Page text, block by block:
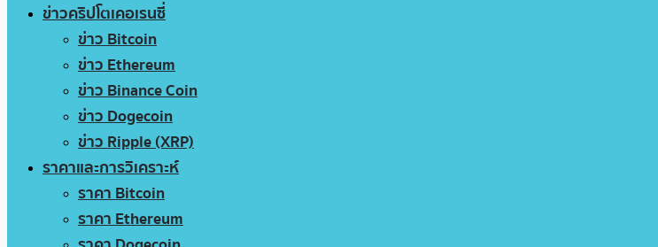
ข่าวคริปโตเคอเรนซี่
ข่าว Bitcoin
ข่าว Ethereum
ข่าว Binance Coin
ข่าว Dogecoin
ข่าว Ripple (XRP)
ราคาและการวิเคราะห์
ราคา Bitcoin
ราคา Ethereum